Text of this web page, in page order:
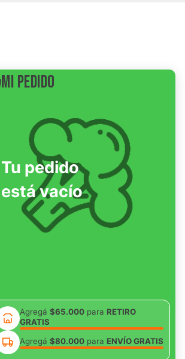
MI PEDIDO
Tu pedido
está vacío
Agregá $65.000 para RETIRO
GRATIS
Agregá $80.000 para ENVÍO GRATIS